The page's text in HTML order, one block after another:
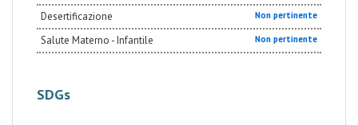
Desertificazione Non pertinente
Salute Materno - Infantile Non pertinente
SDGs